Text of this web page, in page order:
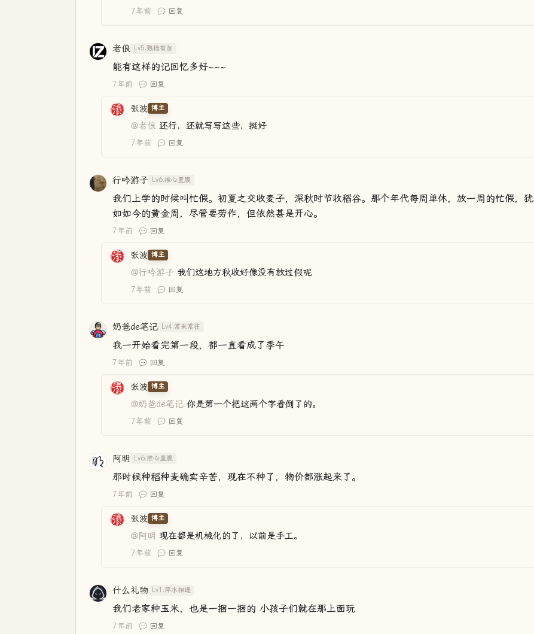
7年前 回复
老俍 Lv5.熟稔有加
能有这样的记回忆多好~~~
7年前 回复
张波 博主
@老俍 还行，还就写写这些，挺好
7年前 回复
行吟游子 Lv6.推心置腹
我们上学的时候叫忙假。初夏之交收麦子，深秋时节收稻谷。那个年代每周单休，放一周的忙假，犹
如如今的黄金周，尽管要劳作，但依然甚是开心。
7年前 回复
张波 博主
@行吟游子 我们这地方秋收好像没有放过假呢
7年前 回复
奶爸de笔记 Lv4.常来常往
我一开始看完第一段，都一直看成了季午
7年前 回复
张波 博主
@奶爸de笔记 你是第一个把这两个字看倒了的。
7年前 回复
阿明 Lv6.推心置腹
那时候种稻种麦确实辛苦，现在不种了，物价都涨起来了。
7年前 回复
张波 博主
@阿明 现在都是机械化的了，以前是手工。
7年前 回复
什么礼物 Lv1.萍水相逢
我们老家种玉米，也是一捆一捆的 小孩子们就在那上面玩
7年前 回复